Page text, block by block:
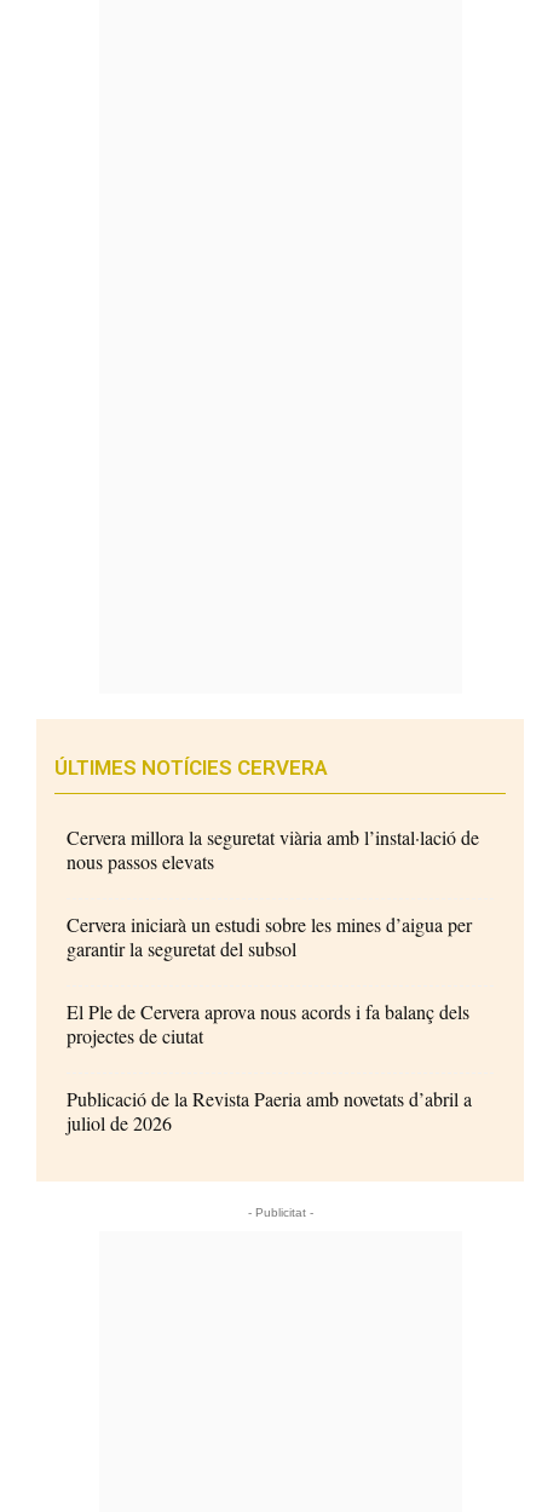
ÚLTIMES NOTÍCIES CERVERA
Cervera millora la seguretat viària amb l’instal·lació de
nous passos elevats
Cervera iniciarà un estudi sobre les mines d’aigua per
garantir la seguretat del subsol
El Ple de Cervera aprova nous acords i fa balanç dels
projectes de ciutat
Publicació de la Revista Paeria amb novetats d’abril a
juliol de 2026
- Publicitat -